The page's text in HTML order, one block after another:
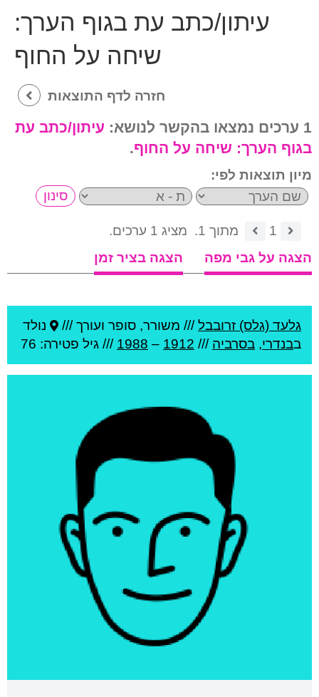
עיתון/כתב עת בגוף הערך:
שיחה על החוף
חזרה לדף התוצאות
1 ערכים נמצאו בהקשר לנושא:
עיתון/כתב עת
בגוף הערך: שיחה על החוף.
מיון תוצאות לפי:
1 מתוך 1.
מציג 1 ערכים.
הצגה על גבי מפה
הצגה בציר זמן
גלעד (גלס) זרובבל/// משורר, סופר ועורך ///
נולד
בבנדרי, בסרביה ///
1912
–
1988 /// גיל פטירה: 76